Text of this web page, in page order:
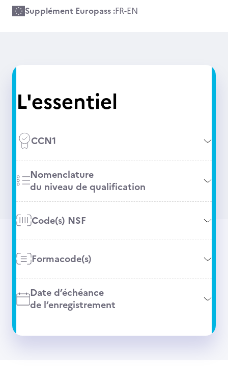
Supplément Europass :FR-EN
L'essentiel
CCN1
Nomenclature
du niveau de qualification
Code(s) NSF
Formacode(s)
Date d’échéance
de l’enregistrement